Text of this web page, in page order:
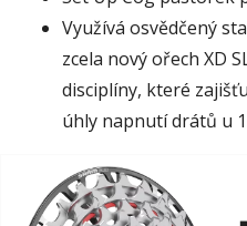
Využívá osvědčený
zcela nový ořech XD
disciplíny, které
úhly napnutí drátů u